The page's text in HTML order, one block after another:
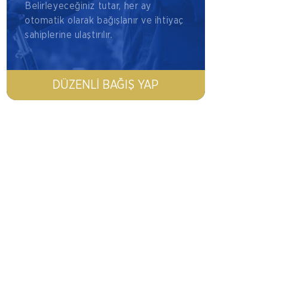
Belirleyeceğiniz tutar, her ay
otomatik olarak bağışlanır ve ihtiyaç
sahiplerine ulaştırılır.
DÜZENLI BAĞIŞ YAP